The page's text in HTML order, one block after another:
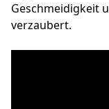
Geschmeidigkeit
verzaubert.